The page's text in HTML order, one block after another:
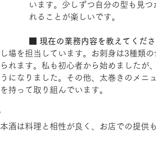
います。少しずつ自分の型も見
れることが楽しいです。
■ 現在の業務内容を教えてくださ
場を担当しています。お刺身は3種類
れます。私も初心者から始めましたが
になりました。その他、太巻きのメニ
持って取り組んでいます。
酒は料理と相性が良く、お店での提供